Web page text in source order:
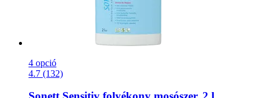
4 opció
4.7 (132)